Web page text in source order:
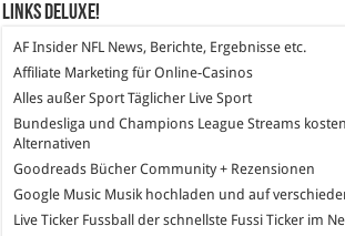
Links DeLuXe!
AF Insider NFL News, Berichte, Ergebnisse etc.
Affiliate Marketing für Online-Casinos
Alles außer SportTäglicher Live Sport
Bundesliga und Champions League Streams
Alternativen
Goodreads Bücher Community + Rezensionen
Google Music Musik hochladen und auf
Live Ticker Fussball
der schnellste Fussi Ticker im